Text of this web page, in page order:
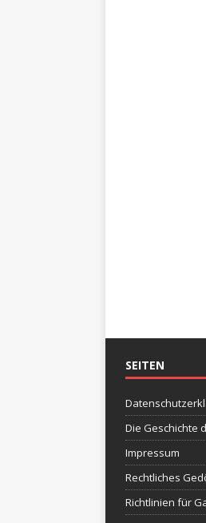
SEITEN
Die Geschichte
Impressum
Rechtliches
Richtlinien für